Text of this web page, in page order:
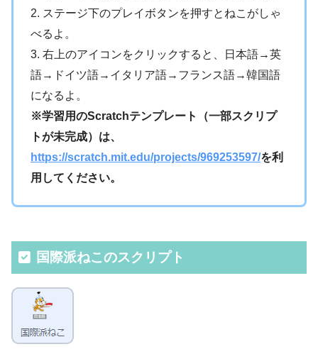
2. ステージ下のプレイボタンを押すとねこがしゃ
べるよ。
3. 右上のアイコンをクリックすると、日本語→英
語→ドイツ語→イタリア語→フランス語→韓国語
になるよ。
※学習用のScratchテンプレート（一部スクリプ
トが未完成）は、
https://scratch.mit.edu/projects/969253597/を利
用してください。
国際派ねこのスクリプト